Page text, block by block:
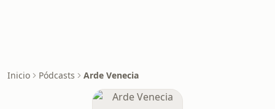
Inicio Pódcasts Arde Venecia